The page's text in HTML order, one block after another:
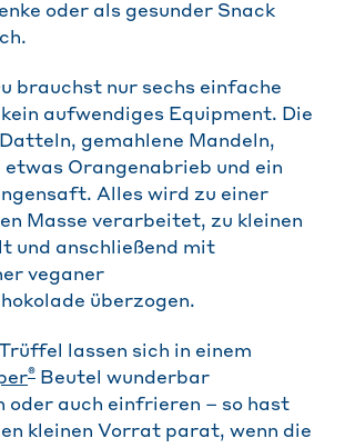
oder als gesunder Snack
brauchst nur sechs einfache
aufwendiges Equipment. Die
gemahlene Mandeln,
etwas Orangenabrieb und ein
Alles wird zu einer
Masse verarbeitet, zu kleinen
und anschließend mit
veganer
überzogen.
lassen sich in einem
® Beutel wunderbar
oder auch einfrieren – so hast
kleinen Vorrat parat, wenn die